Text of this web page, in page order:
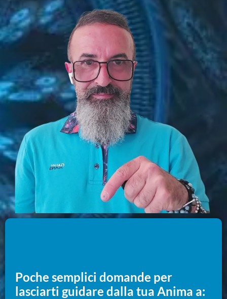
Poche semplici domande per
lasciarti guidare dalla tua Anima a: